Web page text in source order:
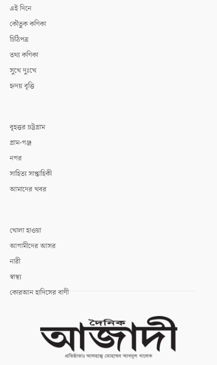
এই দিনে
কৌতুক কণিকা
চিঠিপত্র
তথ্য কণিকা
সুখে দুঃখে
হৃদয় বৃত্তি
বৃহত্তর চট্টগ্রাম
গ্রাম-গঞ্জ
নগর
সাহিত্য সাপ্তাহিকী
আমাদের খবর
খোলা হাওয়া
আগামীদের আসর
নারী
স্বাস্থ্য
কোরআন হাদিসের বাণী